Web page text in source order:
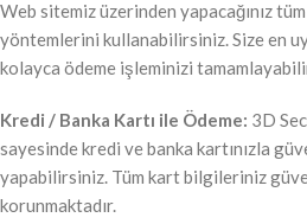
Web sitemiz üzerinden yapacağınız
yöntemlerini kullanabilirsiniz. Size en
kolayca ödeme işleminizi
Kredi / Banka Kartı ile Ödeme: 3D
sayesinde kredi ve banka kartınızla
yapabilirsiniz. Tüm kart bilgileriniz
korunmaktadır.